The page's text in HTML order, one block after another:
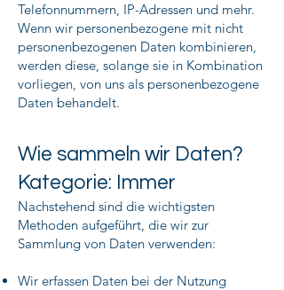
Telefonnummern, IP-Adressen und mehr.
Wenn wir personenbezogene mit nicht
personenbezogenen Daten kombinieren,
werden diese, solange sie in Kombination
vorliegen, von uns als personenbezogene
Daten behandelt.
Wie sammeln wir Daten?
Kategorie: Immer
Nachstehend sind die wichtigsten
Methoden aufgeführt, die wir zur
Sammlung von Daten verwenden:
Wir erfassen Daten bei der Nutzung